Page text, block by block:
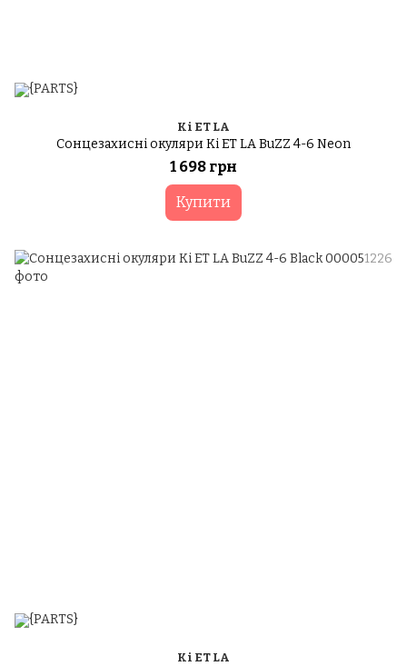
Ki ET LA
Сонцезахисні окуляри Ki ET LA BuZZ 4-6 Neon
1 698 грн
Купити
Ki ET LA